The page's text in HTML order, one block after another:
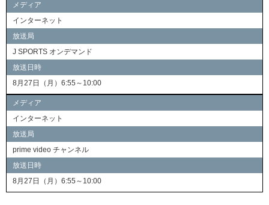
メディア
インターネット
放送局
J SPORTS オンデマンド
放送日時
8月27日（月）6:55～10:00
メディア
インターネット
放送局
prime video チャンネル
放送日時
8月27日（月）6:55～10:00